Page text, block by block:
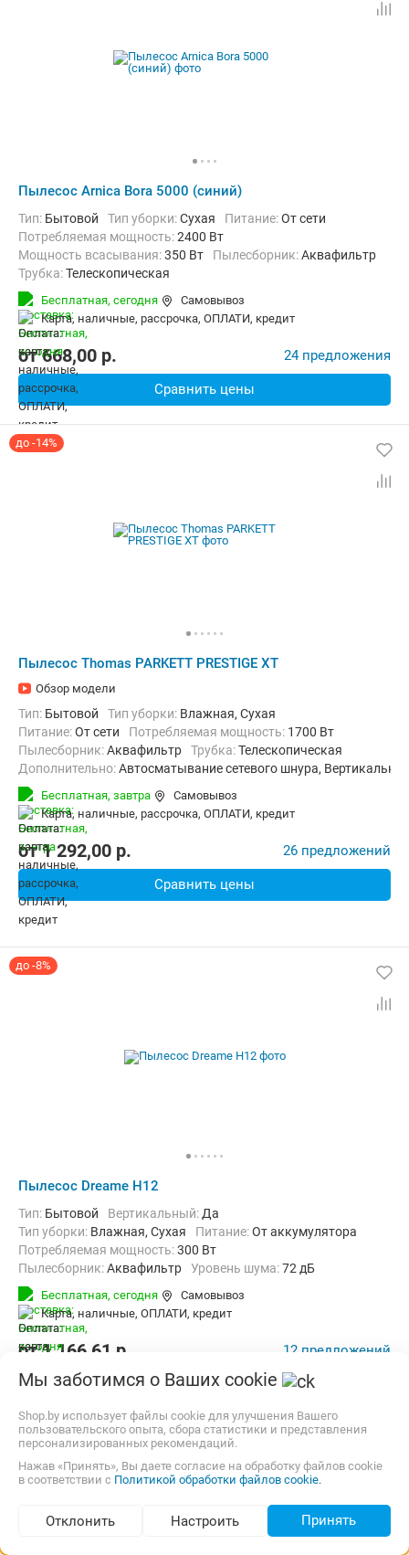
Подбор по параметрам (205)
Пылесос Arnica Bora 5000 (синий)
Тип: Бытовой Тип уборки:Сухая питание:От сети
Потребляемая мощность:2400 Вт
Мощность всасывания:350 Вт пылесборник:Аквафильтр
трубка:Телескопическая
Дополнительно:
Радиус действия:
9 м Вес:
Бесплатная, сегодня
Самовывоз
карта, наличные, рассрочка, ОПЛАТИ, кредит
от668,00 p. 24 предложения
Сравнить цены
до -14%
Пылесос Thomas PARKETT PRESTIGE XT
Обзор модели
Тип: Бытовой Тип уборки: Влажная, Сухая
питание:От сети Потребляемая мощность: 1700 Вт
пылесборник:Аквафильтр трубка:Телескопическая
Дополнительно:Автосматывание сетевого шнура,
Радиус действия:
Бесплатная, завтра
Самовывоз
карта, наличные, рассрочка, ОПЛАТИ, кредит
от1 292,00 p. 26 предложений
Сравнить цены
до -8%
Пылесос Dreame H12
Тип: Бытовой Вертикальный: Да
Тип уборки: Влажная, Сухая питание:От аккумулятора
Потребляемая мощность:300 Вт
пылесборник:Аквафильтр уровень шума:72 дБ
трубка:
Дополнительно:
Вертикальная парковка, Индикатор
Вес:4.75 кг
Бесплатная, сегодня
Самовывоз
карта, наличные, ОПЛАТИ, кредит
от1 166,61 p. 12 предложений
Сравнить цены
до -19%
Мы заботимся о Ваших cookie
Shop.by использует файлы cookie для улучшения Вашего
пользовательского опыта, сбора статистики и представления
персонализированных рекомендаций.
Нажав «Принять», Вы даете согласие на обработку файлов cookie
в соответствии с Политикой обработки файлов cookie.
Отклонить Настроить Принять